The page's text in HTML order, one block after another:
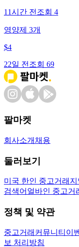
11시간 전 조회 4
영양제 3개
$4
22일 전 조회 69
팔마켓
회사소개 채용
둘러보기
미국 한인 중고거래
검색어 얼바인 중고거
정책 및 약관
중고거래 커뮤니티 이
보 처리방침